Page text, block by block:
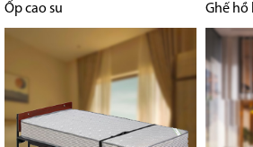
Ốp cao su Ghế hồ